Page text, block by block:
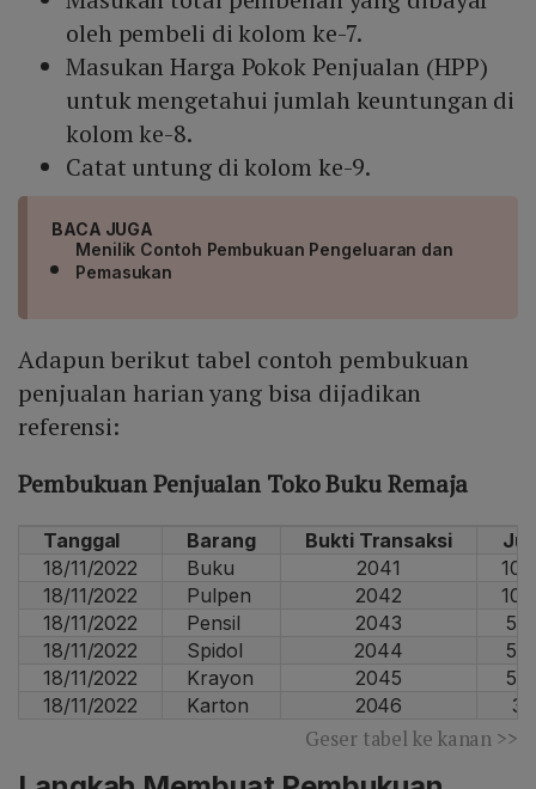
oleh pembeli di kolom ke-7.
Masukan Harga Pokok Penjualan (HPP)
untuk mengetahui jumlah keuntungan di
kolom ke-8.
Catat untung di kolom ke-9.
BACA JUGA
Menilik Contoh Pembukuan Pengeluaran dan
Pemasukan
Adapun berikut tabel contoh pembukuan
penjualan harian yang bisa dijadikan
referensi:
Pembukuan Penjualan Toko Buku Remaja
Tanggal Barang Bukti Transaksi
18/11/2022
Buku 2041
10
18/11/2022
Pulpen 2042
10
18/11/2022
Pensil 2043
5
18/11/2022
Spidol 2044
5
18/11/2022
Krayon 2045
5
18/11/2022
Karton 2046 3
Geser tabel ke kanan >>